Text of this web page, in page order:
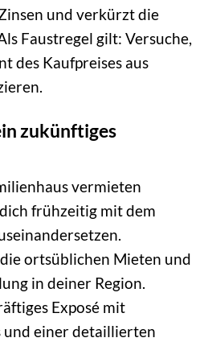
und verkürzt die
Faustregel gilt: Versuche,
des Kaufpreises aus
zukünftiges
vermieten
frühzeitig mit dem
ortsüblichen Mieten und
in deiner Region.
Exposé mit
und einer detaillierten